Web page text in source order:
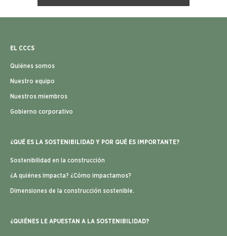
EL CCCS
Quiénes somos
Nuestro equipo
Nuestros miembros
Gobierno corporativo
¿QUÉ ES LA SOSTENIBILIDAD Y POR QUÉ ES IMPORTANTE?
Sostenibilidad en la construcción
¿A quiénes impacta? ¿Cómo impactamos?
Dimensiones de la construcción sostenible.
¿QUIÉNES LE APUESTAN A LA SOSTENIBILIDAD?